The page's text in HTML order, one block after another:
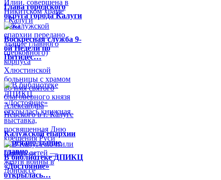
Глава городского
округа города Калуги
по…
Воскресная служба 9-
ой Недели по
Пятидес…
Калужской епархии
передано здание
главно…
В библиотеке ДПИКЦ
«Достояние»
открылась…